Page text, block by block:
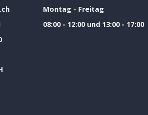
Montag - Freitag
08:00 - 12:00 und 13:00 - 17:00